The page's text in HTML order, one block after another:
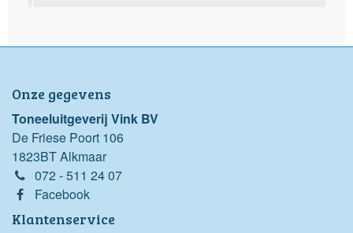
Onze gegevens
Toneeluitgeverij Vink BV
De Friese Poort 106
1823BT Alkmaar
072 - 511 24 07
Facebook
Klantenservice